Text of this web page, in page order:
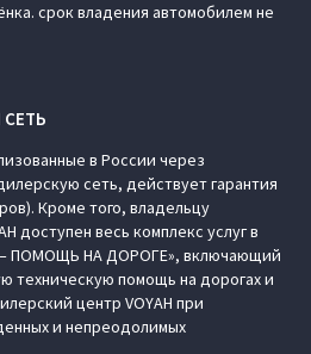
срок владения автомобилем не
в России через
сеть, действует гарантия
Кроме того, владельцу
доступен весь комплекс услуг в
– ПОМОЩЬ НА ДОРОГЕ», включающий
техническую помощь на дорогах и
центр VOYAH при
и непреодолимых